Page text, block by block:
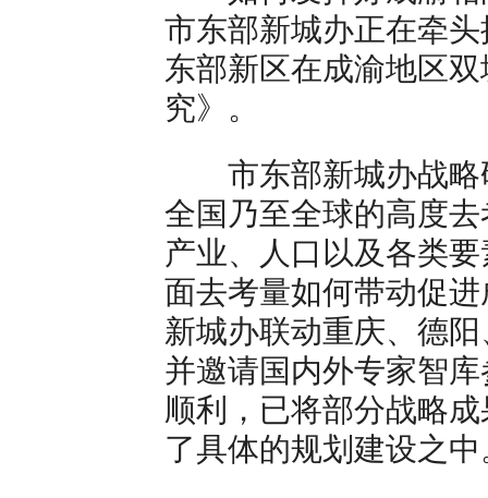
市东部新城办正在牵
东部新区在成渝地区
究》。
市东部新城办战略
全国乃至全球的高度
产业、人口以及各类
面去考量如何带动促
新城办联动重庆、德
并邀请国内外专家智
顺利，已将部分战略
了具体的规划建设之中